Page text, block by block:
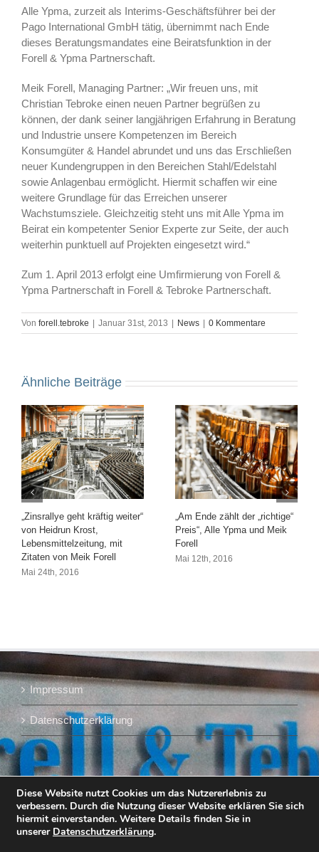
Alle Ypma, zurzeit als Interims-Geschäftsführer bei der
Pago International GmbH tätig, übernimmt nach Ende
dieses Beratungsmandates eine Beiratsfunktion in der
Forell & Ypma Partnerschaft.
Meik Forell, Managing Partner: „Wir freuen uns, mit
Christian Tebroke einen neuen Partner begrüßen zu
können, der dank seiner langjährigen Erfahrung in Beratung
und Industrie unsere Kompetenzen im Bereich
Konsumgüter & Handel abrundet und uns das Erschließen
neuer Kundengruppen in den Bereichen Stahl/Edelstahl
sowie Anlagenbau ermöglicht. Hiermit schaffen wir eine
weitere Grundlage für das Erreichen unserer
Wachstumsziele. Gleichzeitig steht uns mit Alle Ypma im
Beirat ein kompetenter Senior Experte zur Seite, der auch
weiterhin punktuell auf Projekten eingesetzt wird.“
Zum 1. April 2013 erfolgt eine Umfirmierung von Forell &
Ypma Partnerschaft in Forell & Tebroke Partnerschaft.
Von forell.tebroke Januar 31st, 2013 News 0 Kommentare
Ähnliche Beiträge
„Zinsrallye geht kräftig weiter“
von Heidrun Krost,
Lebensmittelzeitung, mit
Zitaten von Meik Forell
Mai 24th, 2016
„Am Ende zählt der „richtige“
Preis“, Alle Ypma und Meik
Forell
Mai 12th, 2016
Impressum
Datenschutzerklärung
Diese Website nutzt Cookies um das Nutzererlebnis zu
verbessern. Durch die Nutzung dieser Website erklären Sie sich
hiermit einverstanden. Weitere Details finden Sie in
unserer Datenschutzerklärung.